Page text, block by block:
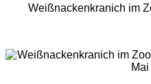
Weißnackenkranich im